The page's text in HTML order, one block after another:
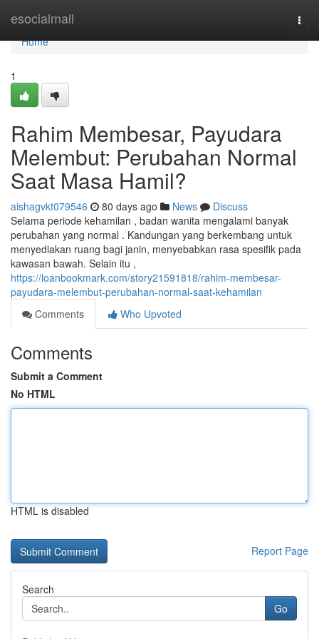
esocialmall
Home
Home
1
Rahim Membesar, Payudara
Melembut: Perubahan Normal
Saat Masa Hamil?
aishagvkt079546 80 days ago News
Discuss
Selama periode kehamilan , badan wanita mengalami banyak
perubahan yang normal . Kandungan yang berkembang untuk
menyediakan ruang bagi janin, menyebabkan rasa spesifik pada
kawasan bawah. Selain itu ,
https://loanbookmark.com/story21591818/rahim-membesar-
payudara-melembut-perubahan-normal-saat-kehamilan
Comments
Who Upvoted
Comments
Submit a Comment
No HTML
HTML is disabled
Report Page
Search
Go